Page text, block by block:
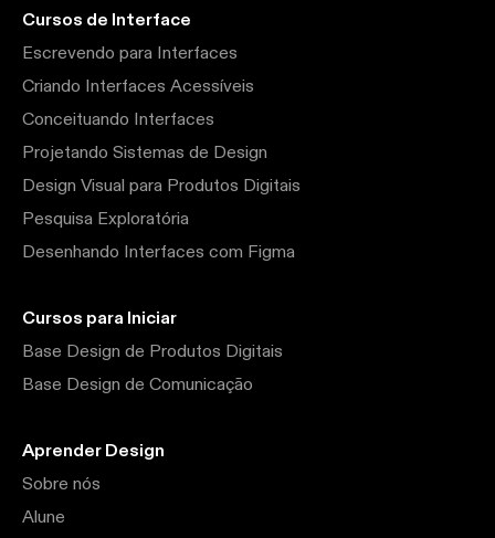
Cursos de Interface
Escrevendo para Interfaces
Criando Interfaces Acessíveis
Conceituando Interfaces
Projetando Sistemas de Design
Design Visual para Produtos Digitais
Pesquisa Exploratória
Desenhando Interfaces com Figma
Cursos para Iniciar
Base Design de Produtos Digitais
Base Design de Comunicação
Aprender Design
Sobre nós
Alune